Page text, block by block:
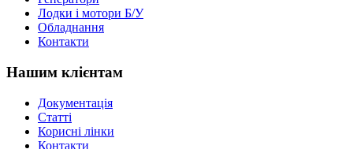
Лодки і мотори Б/У
Обладнання
Контакти
Нашим клієнтам
Документація
Статті
Корисні лінки
Контакти